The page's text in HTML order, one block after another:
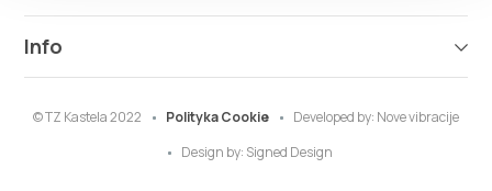
Info
© TZ Kastela 2022 Polityka Cookie Developed by: Nove vibracije
Design by: Signed Design